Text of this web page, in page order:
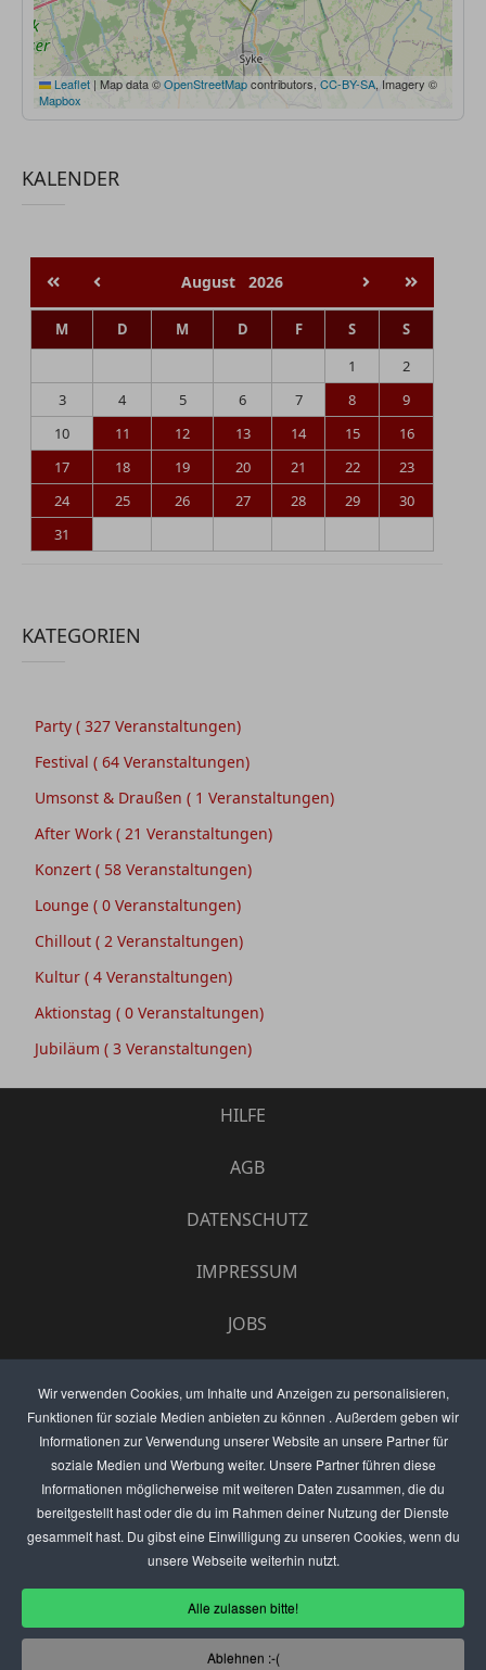
Wir verwenden Cookies, um Inhalte und Anzeigen zu personalisieren,
Funktionen für soziale Medien anbieten zu können . Außerdem geben wir
Informationen zur Verwendung unserer Website an unsere Partner für
soziale Medien und Werbung weiter. Unsere Partner führen diese
Informationen möglicherweise mit weiteren Daten zusammen, die du
bereitgestellt hast oder die du im Rahmen deiner Nutzung der Dienste
gesammelt hast. Du gibst eine Einwilligung zu unseren Cookies, wenn du
unsere Webseite weiterhin nutzt.
Alle zulassen bitte!
Ablehnen :-(
Leaflet | Map data ©OpenStreetMapcontributors, CC-BY-SA , Imagery ©
Mapbox
KALENDER
August 2026
M D M D F S
S
1
2
3
4 5 6 7 8
9
10
11 12 13 14 15
16
17
18 19 20 21 22
23
24
25 26 27 28 29
30
31
KATEGORIEN
Party ( 327 Veranstaltungen)
Festival ( 64 Veranstaltungen)
Umsonst & Draußen ( 1 Veranstaltungen)
After Work ( 21 Veranstaltungen)
Konzert ( 58 Veranstaltungen)
Lounge ( 0 Veranstaltungen)
Chillout ( 2 Veranstaltungen)
Kultur ( 4 Veranstaltungen)
Aktionstag ( 0 Veranstaltungen)
Jubiläum ( 3 Veranstaltungen)
HILFE
AGB
DATENSCHUTZ
IMPRESSUM
JOBS
ANZEIGEN PREISE
BEWERTET UNS
KONTAKT
THEMENVORSCHLAG
DEIN LOKAL VORSTELLEN